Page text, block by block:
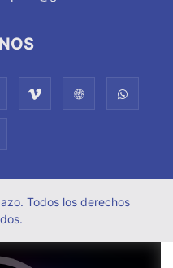
Todos los derechos